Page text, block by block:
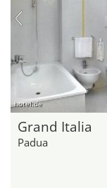
hotel.de
Grand Italia
Padua